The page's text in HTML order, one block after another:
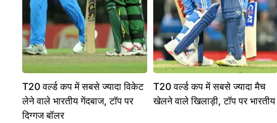
T20 वर्ल्ड कप में सबसे ज्यादा विकेट
लेने वाले भारतीय गेंदबाज, टॉप पर
दिग्गज बॉलर
T20 वर्ल्ड कप में सबसे ज्यादा मैच
खेलने वाले खिलाड़ी, टॉप पर भारतीय